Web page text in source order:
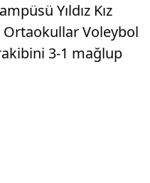
Yıldız Kız
Ortaokullar Voleybol
3-1 mağlup